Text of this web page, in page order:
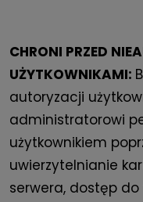
CHRONI PRZED
UŻYTKOWNIKAMI:
autoryzacji
administratorowi
użytkownikiem
uwierzytelnianie
serwera, dostęp